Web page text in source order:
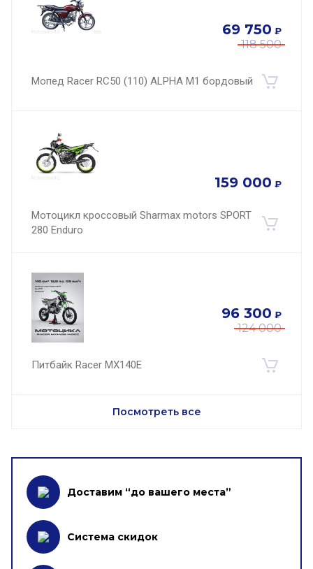
118 500
69 750 ₽
Мопед Racer RC50 (110) ALPHA M1 бордовый
159 000 ₽
Мотоцикл кроссовый Sharmax motors SPORT
280 Enduro
124 000
96 300 ₽
Питбайк Racer MX140E
Посмотреть все
Доставим “до вашего места”
Система скидок